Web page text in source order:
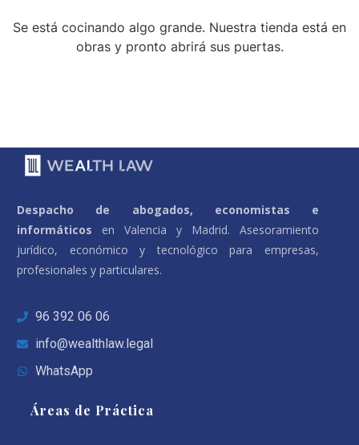
Se está cocinando algo grande. Nuestra tienda está en
obras y pronto abrirá sus puertas.
Despacho de abogados, economistas e
informáticos en Valencia y Madrid. Asesoramiento
jurídico, económico y tecnológico para empresas,
profesionales y particulares.
96 392 06 06
info@wealthlaw.legal
WhatsApp
Áreas de Práctica